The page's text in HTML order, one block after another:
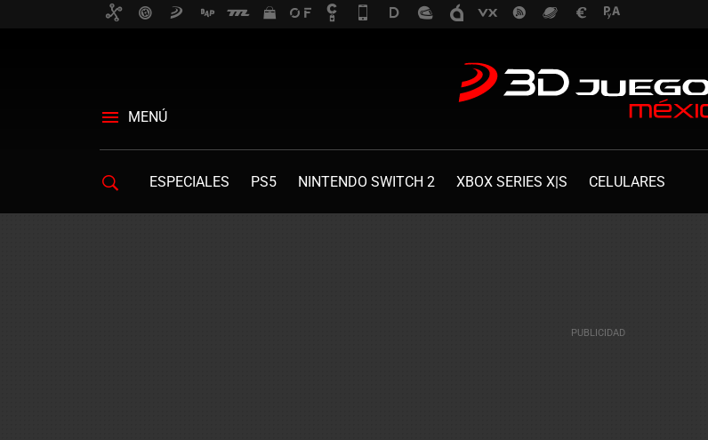
MENÚ
ESPECIALES PS5 NINTENDO SWITCH 2 XBOX SERIES X|S CELULARES